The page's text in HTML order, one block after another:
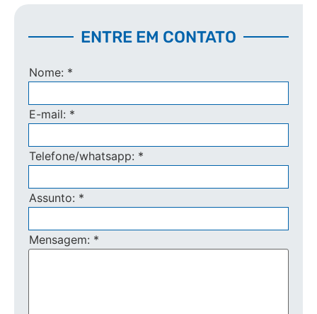
ENTRE EM CONTATO
Nome: *
E-mail: *
Telefone/whatsapp: *
Assunto: *
Mensagem: *